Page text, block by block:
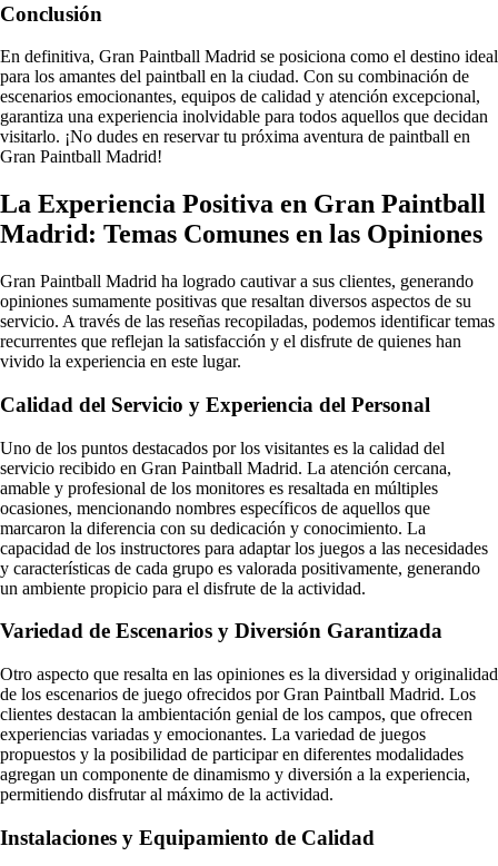
Conclusión
En definitiva, Gran Paintball Madrid se posiciona como el destino ideal
para los amantes del paintball en la ciudad. Con su combinación de
escenarios emocionantes, equipos de calidad y atención excepcional,
garantiza una experiencia inolvidable para todos aquellos que decidan
visitarlo. ¡No dudes en reservar tu próxima aventura de paintball en
Gran Paintball Madrid!
La Experiencia Positiva en Gran Paintball
Madrid: Temas Comunes en las Opiniones
Gran Paintball Madrid ha logrado cautivar a sus clientes, generando
opiniones sumamente positivas que resaltan diversos aspectos de su
servicio. A través de las reseñas recopiladas, podemos identificar temas
recurrentes que reflejan la satisfacción y el disfrute de quienes han
vivido la experiencia en este lugar.
Calidad del Servicio y Experiencia del Personal
Uno de los puntos destacados por los visitantes es la calidad del
servicio recibido en Gran Paintball Madrid. La atención cercana,
amable y profesional de los monitores es resaltada en múltiples
ocasiones, mencionando nombres específicos de aquellos que
marcaron la diferencia con su dedicación y conocimiento. La
capacidad de los instructores para adaptar los juegos a las necesidades
y características de cada grupo es valorada positivamente, generando
un ambiente propicio para el disfrute de la actividad.
Variedad de Escenarios y Diversión Garantizada
Otro aspecto que resalta en las opiniones es la diversidad y originalidad
de los escenarios de juego ofrecidos por Gran Paintball Madrid. Los
clientes destacan la ambientación genial de los campos, que ofrecen
experiencias variadas y emocionantes. La variedad de juegos
propuestos y la posibilidad de participar en diferentes modalidades
agregan un componente de dinamismo y diversión a la experiencia,
permitiendo disfrutar al máximo de la actividad.
Instalaciones y Equipamiento de Calidad